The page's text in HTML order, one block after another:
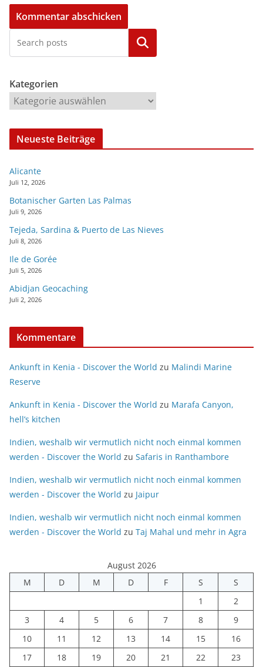
Kategorien
Kategorien
Neueste Beiträge
Alicante
Juli 12, 2026
Botanischer Garten Las Palmas
Juli 9, 2026
Tejeda, Sardina & Puerto de Las Nieves
Juli 8, 2026
Ile de Gorée
Juli 5, 2026
Abidjan Geocaching
Juli 2, 2026
Kommentare
Ankunft in Kenia - Discover the World zu Malindi Marine
Reserve
Ankunft in Kenia - Discover the World zu Marafa Canyon,
hell’s kitchen
Indien, weshalb wir vermutlich nicht noch einmal kommen
werden - Discover the World zu Safaris in Ranthambore
Indien, weshalb wir vermutlich nicht noch einmal kommen
werden - Discover the World zu Jaipur
Indien, weshalb wir vermutlich nicht noch einmal kommen
werden - Discover the World zu Taj Mahal und mehr in Agra
August 2026
M
D M D F S
S
1
2
3
4 5 6 7 8
9
10
11 12 13 14 15
16
17
18 19 20 21 22 23